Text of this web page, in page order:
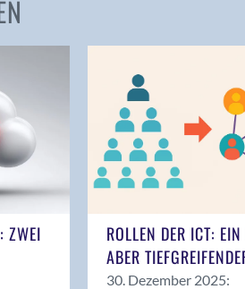
Andelfingen
Balsthal
Balzers
Bassersdorf
ZWEI
ROLLEN DER ICT:
ABER
30. Dezember 2025: